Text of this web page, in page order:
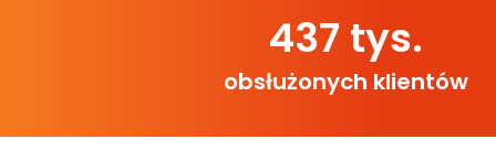
tys.
obsłużonych klientów